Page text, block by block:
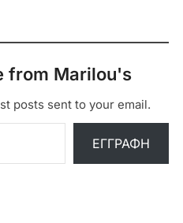
from Marilou's
posts sent to your email.
ΕΓΓΡΑΦΉ